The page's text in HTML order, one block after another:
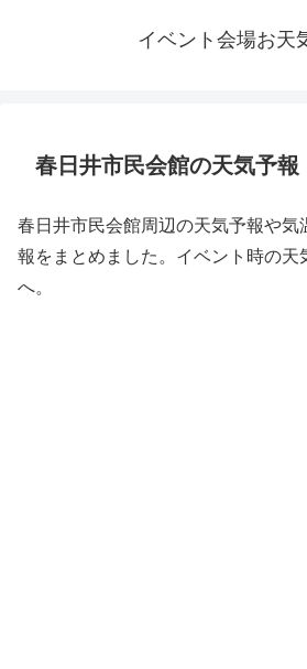
イベント会場お天
春日井市民会館の天気予報
春日井市民会館周辺の天気予報や気
報をまとめました。イベント時の天
へ。